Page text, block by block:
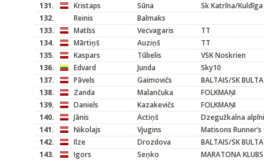
131.
Kristaps Sūna
Sk Katrīna/Kuldīga
132.
Reinis
Balmaks
133.
Matīss Vecvagaris
TT
134.
Mārtiņš Auziņš
TT
135.
Kaspars Tūbelis
VSK Noskrien
136.
Edvard Junda
Sky10
137.
Pāvels Gaimovičs
BALTAIS/SK BULTA
138.
Zanda Malančuka
FOLKMAŅI
139.
Daniels Kazakevičs
FOLKMAŅI
140.
Jānis Actiņš
Dzegužkalna
141.
Nikolajs Vjugins
Matisons Runner’s
142.
Ilze Drozdova
BALTAIS/SK BULTA
143.
Igors Seņko
MARATONA KLUBS